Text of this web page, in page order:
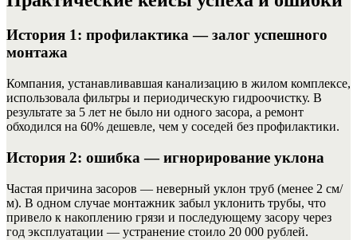
История 1: профилактика — залог успешного
монтажа
Компания, устанавливавшая канализацию в жилом комплексе,
использовала фильтры и периодическую гидроочистку. В
результате за 5 лет не было ни одного засора, а ремонт
обходился на 60% дешевле, чем у соседей без профилактики.
История 2: ошибка — игнорирование уклона
Частая причина засоров — неверный уклон труб (менее 2 см/
м). В одном случае монтажник забыл уклонить трубы, что
привело к накоплению грязи и последующему засору через
год эксплуатации — устранение стоило 20 000 рублей.